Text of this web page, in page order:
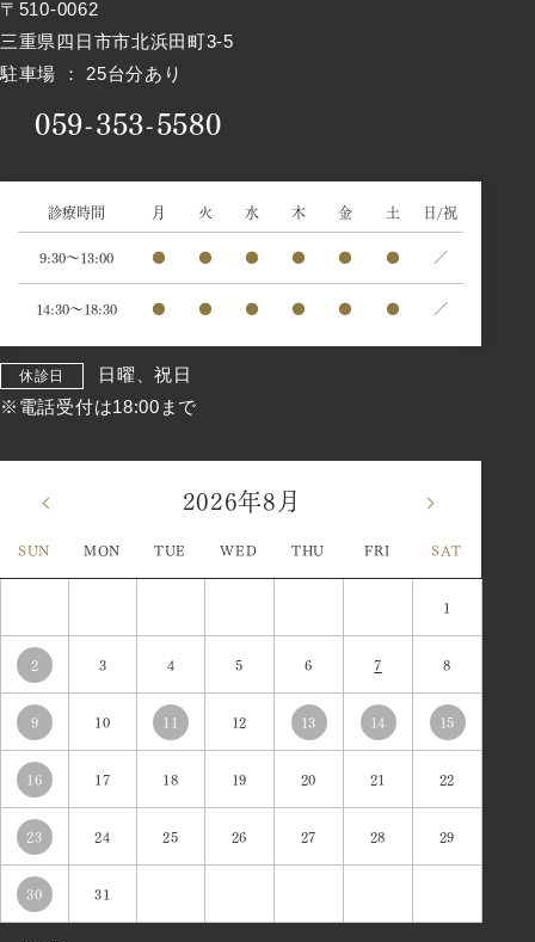
〒510-0062
三重県四日市市北浜田町3-5
駐車場 ： 25台分あり
059-353-5580
診療時間 月 火 水 木 金 土
日/祝
9:30～13:00
● ● ● ● ● ● ／
14:30～18:30 ● ● ● ● ● ● ／
休診日
日曜、祝日
※電話受付は18:00まで
2026年8月
SUN MON TUE WED THU FRI SAT
1
2 3 4 5 6 7 8
9 10 11 12 13 14 15
16 17 18 19 20 21 22
23 24 25 26 27 28 29
30 31